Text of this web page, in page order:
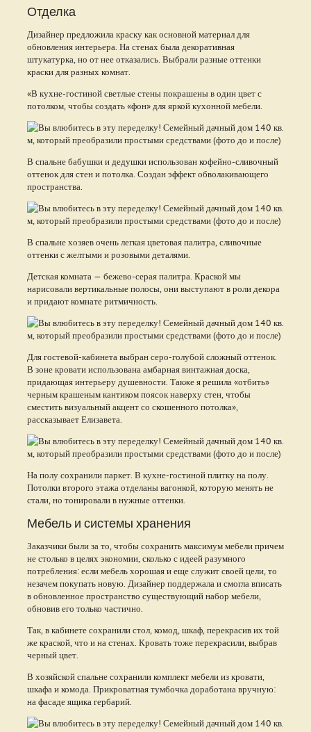
Отделка
Дизайнер предложила краску как основной материал для
обновления интерьера. На стенах была декоративная
штукатурка, но от нее отказались. Выбрали разные оттенки
краски для разных комнат.
«В кухне-гостиной светлые стены покрашены в один цвет с
потолком, чтобы создать «фон» для яркой кухонной мебели.
В спальне бабушки и дедушки использован кофейно-сливочный
оттенок для стен и потолка. Создан эффект обволакивающего
пространства.
В спальне хозяев очень легкая цветовая палитра, сливочные
оттенки с желтыми и розовыми деталями.
Детская комната — бежево-серая палитра. Краской мы
нарисовали вертикальные полосы, они выступают в роли декора
и придают комнате ритмичность.
Для гостевой-кабинета выбран серо-голубой сложный оттенок.
В зоне кровати использована амбарная винтажная доска,
придающая интерьеру душевности. Также я решила «отбить»
черным крашеным кантиком поясок наверху стен, чтобы
сместить визуальный акцент со скошенного потолка»,
рассказывает Елизавета.
На полу сохранили паркет. В кухне-гостиной плитку на полу.
Потолки второго этажа отделаны вагонкой, которую менять не
стали, но тонировали в нужные оттенки.
Мебель и системы хранения
Заказчики были за то, чтобы сохранить максимум мебели причем
не столько в целях экономии, сколько с идеей разумного
потребления: если мебель хорошая и еще служит своей цели, то
незачем покупать новую. Дизайнер поддержала и смогла вписать
в обновленное пространство существующий набор мебели,
обновив его только частично.
Так, в кабинете сохранили стол, комод, шкаф, перекрасив их той
же краской, что и на стенах. Кровать тоже перекрасили, выбрав
черный цвет.
В хозяйской спальне сохранили комплект мебели из кровати,
шкафа и комода. Прикроватная тумбочка доработана вручную:
на фасаде ящика гербарий.